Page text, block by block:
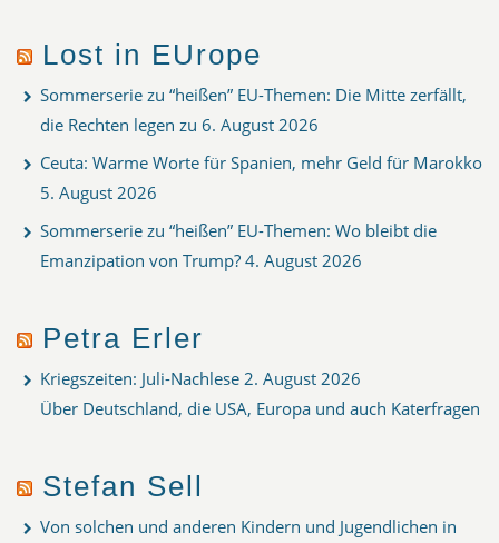
Lost in EUrope
Sommerserie zu “heißen” EU-Themen: Die Mitte zerfällt,
die Rechten legen zu 6. August 2026
Ceuta: Warme Worte für Spanien, mehr Geld für Marokko
5. August 2026
Sommerserie zu “heißen” EU-Themen: Wo bleibt die
Emanzipation von Trump? 4. August 2026
Petra Erler
Kriegszeiten: Juli-Nachlese 2. August 2026
Über Deutschland, die USA, Europa und auch Katerfragen
Stefan Sell
Von solchen und anderen Kindern und Jugendlichen in